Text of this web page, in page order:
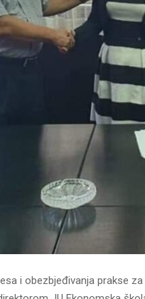
i obezbjeđivanja prakse